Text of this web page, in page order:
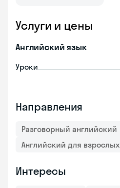
Услуги и цены
Английский язык
Уроки
Направления
Разговорный английский
Английский для взрослых
Интересы